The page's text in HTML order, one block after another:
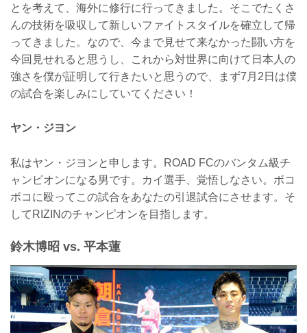
とを考えて、海外に修行に行ってきました。そこでたくさ
んの技術を吸収して新しいファイトスタイルを確立して帰
ってきました。なので、今まで見せて来なかった闘い方を
今回見せれると思うし、これから対世界に向けて日本人の
強さを僕が証明して行きたいと思うので、まず7月2日は僕
の試合を楽しみにしていてください！
ヤン・ジヨン
私はヤン・ジヨンと申します。ROAD FCのバンタム級チ
ャンピオンになる男です。カイ選手、覚悟しなさい。ボコ
ボコに殴ってこの試合をあなたの引退試合にさせます。そ
してRIZINのチャンピオンを目指します。
鈴木博昭 vs. 平本蓮